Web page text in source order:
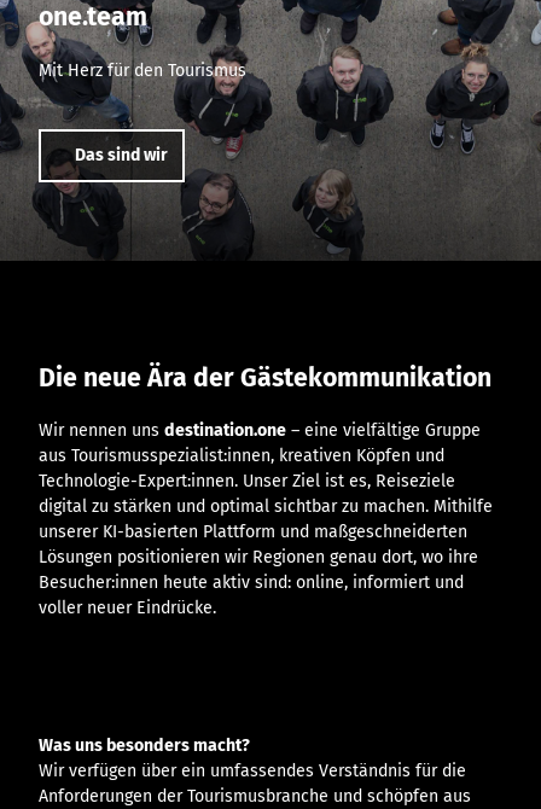
one.team
Mit Herz für den Tourismus
Das sind wir
Die neue Ära der Gästekommunikation
Wir nennen uns destination.one – eine vielfältige Gruppe
aus Tourismusspezialist:innen, kreativen Köpfen und
Technologie-Expert:innen. Unser Ziel ist es, Reiseziele
digital zu stärken und optimal sichtbar zu machen. Mithilfe
unserer KI-basierten Plattform und maßgeschneiderten
Lösungen positionieren wir Regionen genau dort, wo ihre
Besucher:innen heute aktiv sind: online, informiert und
voller neuer Eindrücke.
Was uns besonders macht?
Wir verfügen über ein umfassendes Verständnis für die
Anforderungen der Tourismusbranche und schöpfen aus